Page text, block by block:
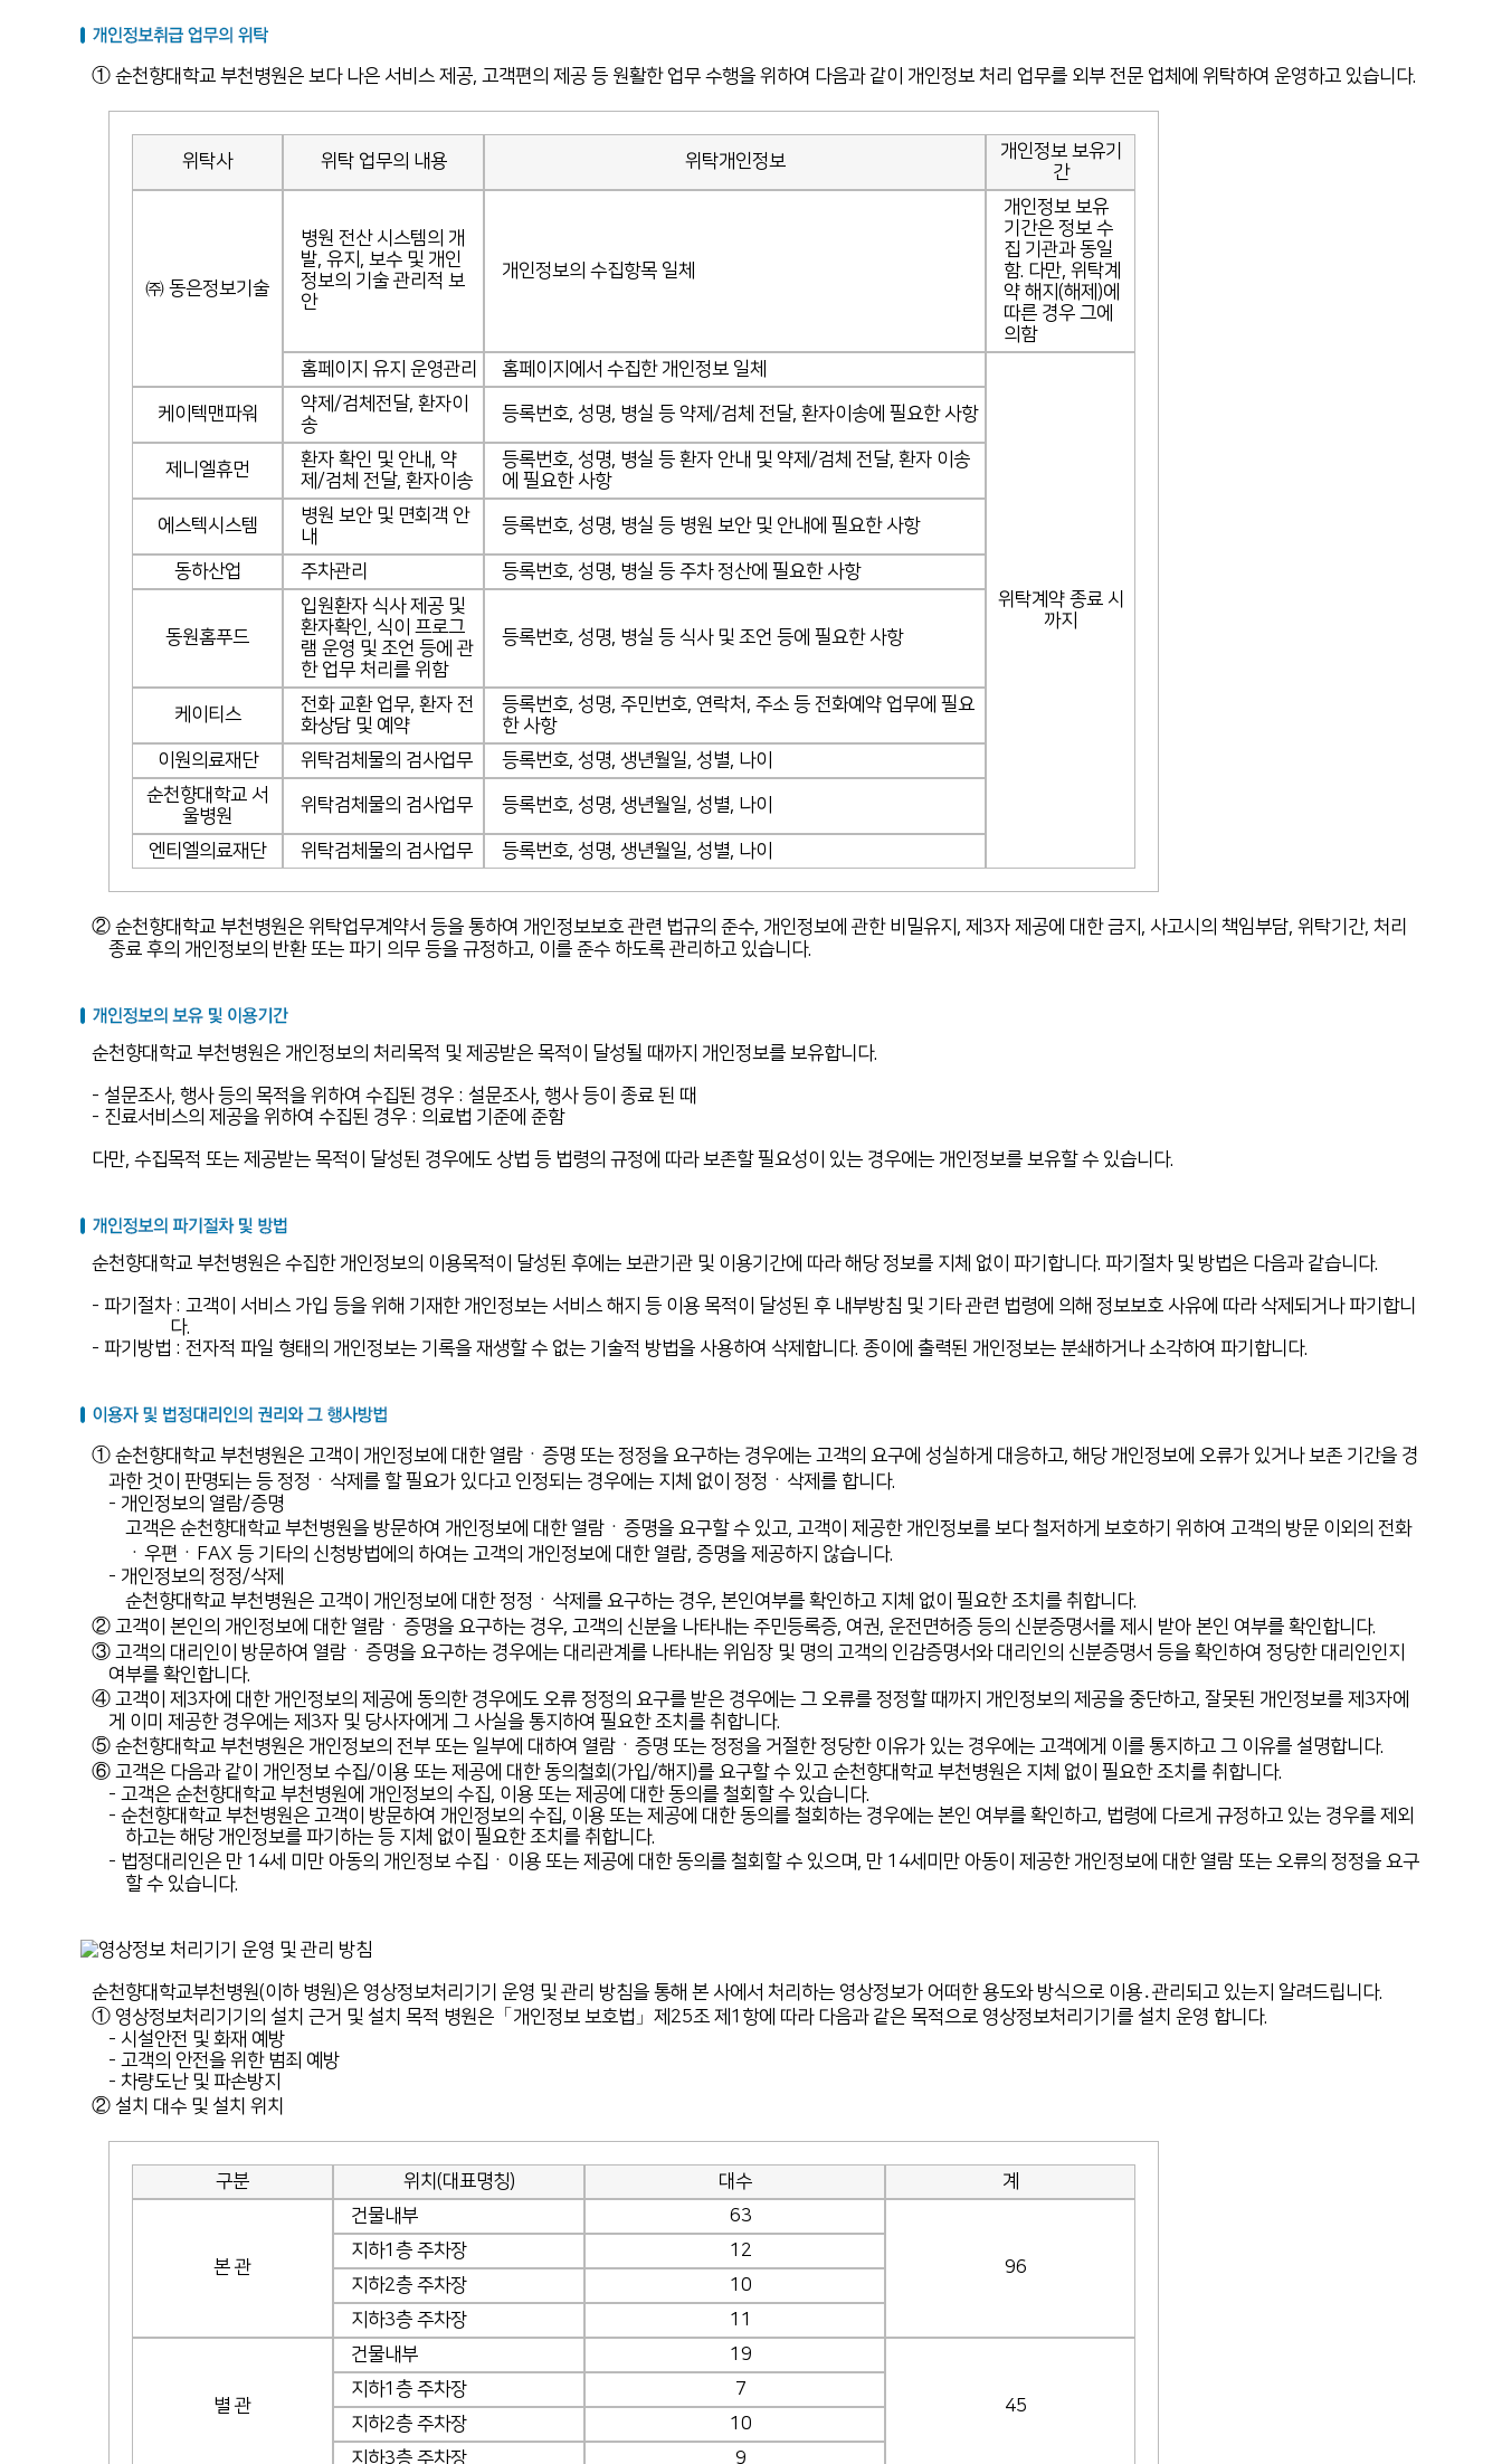
① 순천향대학교 부천병원은 보다 나은 서비스 제공, 고객편의 제공 등 원활한 업무 수행을 위하여 다음과 같이 개인정보 처리 업무를 외부 전문 업체에 위탁하여 운영하고 있습니다.
위탁사 위탁 업무의 내용 위탁개인정보
개인정보 보유기
간
㈜ 동은정보기술
병원 전산 시스템의 개
발, 유지, 보수 및 개인
정보의 기술 관리적 보
안
개인정보의 수집항목 일체
개인정보 보유
기간은 정보 수
집 기관과 동일
함. 다만, 위탁계
약 해지(해제)에
따른 경우 그에
의함
홈페이지 유지 운영관리
홈페이지에서 수집한 개인정보 일체
위탁계약 종료 시
까지
케이텍맨파워
약제/검체전달, 환자이
송
등록번호, 성명, 병실 등 약제/검체 전달, 환자이송에 필요한 사항
제니엘휴먼
환자 확인 및 안내, 약
제/검체 전달, 환자이송
등록번호, 성명, 병실 등 환자 안내 및 약제/검체 전달, 환자 이송
에 필요한 사항
에스텍시스템
병원 보안 및 면회객 안
내
등록번호, 성명, 병실 등 병원 보안 및 안내에 필요한 사항
동하산업 주차관리 등록번호, 성명, 병실 등 주차 정산에 필요한 사항
동원홈푸드
입원환자 식사 제공 및
환자확인, 식이 프로그
램 운영 및 조언 등에 관
한 업무 처리를 위함
등록번호, 성명, 병실 등 식사 및 조언 등에 필요한 사항
케이티스
전화 교환 업무, 환자 전
화상담 및 예약
등록번호, 성명, 주민번호, 연락처, 주소 등 전화예약 업무에 필요
한 사항
이원의료재단
위탁검체물의 검사업무
등록번호, 성명, 생년월일, 성별, 나이
순천향대학교 서
울병원
위탁검체물의 검사업무 등록번호, 성명, 생년월일, 성별, 나이
엔티엘의료재단 위탁검체물의 검사업무 등록번호, 성명, 생년월일, 성별, 나이
② 순천향대학교 부천병원은 위탁업무계약서 등을 통하여 개인정보보호 관련 법규의 준수, 개인정보에 관한 비밀유지, 제3자 제공에 대한 금지, 사고시의 책임부담, 위탁기간, 처리
종료 후의 개인정보의 반환 또는 파기 의무 등을 규정하고, 이를 준수 하도록 관리하고 있습니다.
순천향대학교 부천병원은 개인정보의 처리목적 및 제공받은 목적이 달성될 때까지 개인정보를 보유합니다.
- 설문조사, 행사 등의 목적을 위하여 수집된 경우 : 설문조사, 행사 등이 종료 된 때
- 진료서비스의 제공을 위하여 수집된 경우 : 의료법 기준에 준함
다만, 수집목적 또는 제공받는 목적이 달성된 경우에도 상법 등 법령의 규정에 따라 보존할 필요성이 있는 경우에는 개인정보를 보유할 수 있습니다.
순천향대학교 부천병원은 수집한 개인정보의 이용목적이 달성된 후에는 보관기관 및 이용기간에 따라 해당 정보를 지체 없이 파기합니다. 파기절차 및 방법은 다음과 같습니다.
- 파기절차 : 고객이 서비스 가입 등을 위해 기재한 개인정보는 서비스 해지 등 이용 목적이 달성된 후 내부방침 및 기타 관련 법령에 의해 정보보호 사유에 따라 삭제되거나 파기합니
다.
- 파기방법 : 전자적 파일 형태의 개인정보는 기록을 재생할 수 없는 기술적 방법을 사용하여 삭제합니다. 종이에 출력된 개인정보는 분쇄하거나 소각하여 파기합니다.
① 순천향대학교 부천병원은 고객이 개인정보에 대한 열람ㆍ증명 또는 정정을 요구하는 경우에는 고객의 요구에 성실하게 대응하고, 해당 개인정보에 오류가 있거나 보존 기간을 경
과한 것이 판명되는 등 정정ㆍ삭제를 할 필요가 있다고 인정되는 경우에는 지체 없이 정정ㆍ삭제를 합니다.
- 개인정보의 열람/증명
고객은 순천향대학교 부천병원을 방문하여 개인정보에 대한 열람ㆍ증명을 요구할 수 있고, 고객이 제공한 개인정보를 보다 철저하게 보호하기 위하여 고객의 방문 이외의 전화
ㆍ우편ㆍFAX 등 기타의 신청방법에의 하여는 고객의 개인정보에 대한 열람, 증명을 제공하지 않습니다.
- 개인정보의 정정/삭제
순천향대학교 부천병원은 고객이 개인정보에 대한 정정ㆍ삭제를 요구하는 경우, 본인여부를 확인하고 지체 없이 필요한 조치를 취합니다.
② 고객이 본인의 개인정보에 대한 열람ㆍ증명을 요구하는 경우, 고객의 신분을 나타내는 주민등록증, 여권, 운전면허증 등의 신분증명서를 제시 받아 본인 여부를 확인합니다.
③ 고객의 대리인이 방문하여 열람ㆍ증명을 요구하는 경우에는 대리관계를 나타내는 위임장 및 명의 고객의 인감증명서와 대리인의 신분증명서 등을 확인하여 정당한 대리인인지
여부를 확인합니다.
④ 고객이 제3자에 대한 개인정보의 제공에 동의한 경우에도 오류 정정의 요구를 받은 경우에는 그 오류를 정정할 때까지 개인정보의 제공을 중단하고, 잘못된 개인정보를 제3자에
게 이미 제공한 경우에는 제3자 및 당사자에게 그 사실을 통지하여 필요한 조치를 취합니다.
⑤ 순천향대학교 부천병원은 개인정보의 전부 또는 일부에 대하여 열람ㆍ증명 또는 정정을 거절한 정당한 이유가 있는 경우에는 고객에게 이를 통지하고 그 이유를 설명합니다.
⑥ 고객은 다음과 같이 개인정보 수집/이용 또는 제공에 대한 동의철회(가입/해지)를 요구할 수 있고 순천향대학교 부천병원은 지체 없이 필요한 조치를 취합니다.
- 고객은 순천향대학교 부천병원에 개인정보의 수집, 이용 또는 제공에 대한 동의를 철회할 수 있습니다.
- 순천향대학교 부천병원은 고객이 방문하여 개인정보의 수집, 이용 또는 제공에 대한 동의를 철회하는 경우에는 본인 여부를 확인하고, 법령에 다르게 규정하고 있는 경우를 제외
하고는 해당 개인정보를 파기하는 등 지체 없이 필요한 조치를 취합니다.
- 법정대리인은 만 14세 미만 아동의 개인정보 수집ㆍ이용 또는 제공에 대한 동의를 철회할 수 있으며, 만 14세미만 아동이 제공한 개인정보에 대한 열람 또는 오류의 정정을 요구
할 수 있습니다.
순천향대학교부천병원(이하 병원)은 영상정보처리기기 운영 및 관리 방침을 통해 본 사에서 처리하는 영상정보가 어떠한 용도와 방식으로 이용․관리되고 있는지 알려드립니다.
① 영상정보처리기기의 설치 근거 및 설치 목적 병원은「개인정보 보호법」제25조 제1항에 따라 다음과 같은 목적으로 영상정보처리기기를 설치 운영 합니다.
- 시설안전 및 화재 예방
- 고객의 안전을 위한 범죄 예방
- 차량도난 및 파손방지
② 설치 대수 및 설치 위치
구분 위치(대표명칭) 대수 계
본 관
건물내부 63
96
지하1층 주차장
12
지하2층 주차장
10
지하3층 주차장
11
별 관
건물내부 19
45
지하1층 주차장
7
지하2층 주차장
10
지하3층 주차장
9